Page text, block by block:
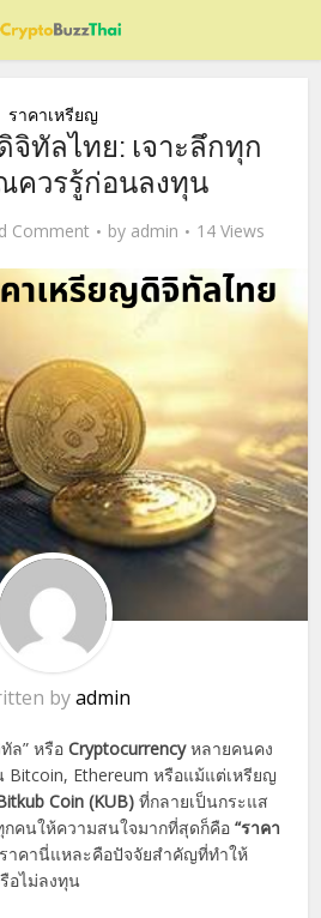
ราคาเหรียญ
จิทัลไทย: เจาะลึกทุก
ควรรู้ก่อนลงทุน
Comment by admin 14 Views
byadmin
ล” หรือCryptocurrencyหลายคนคง
Bitcoin, Ethereum หรือแม้แต่เหรียญ
Coin (KUB) ที่กลายเป็นกระแส
กคนให้ความสนใจมากที่สุดก็คือ“ราคา
ราคานี่แหละคือปัจจัยสำคัญที่ทำให้
อไม่ลงทุน